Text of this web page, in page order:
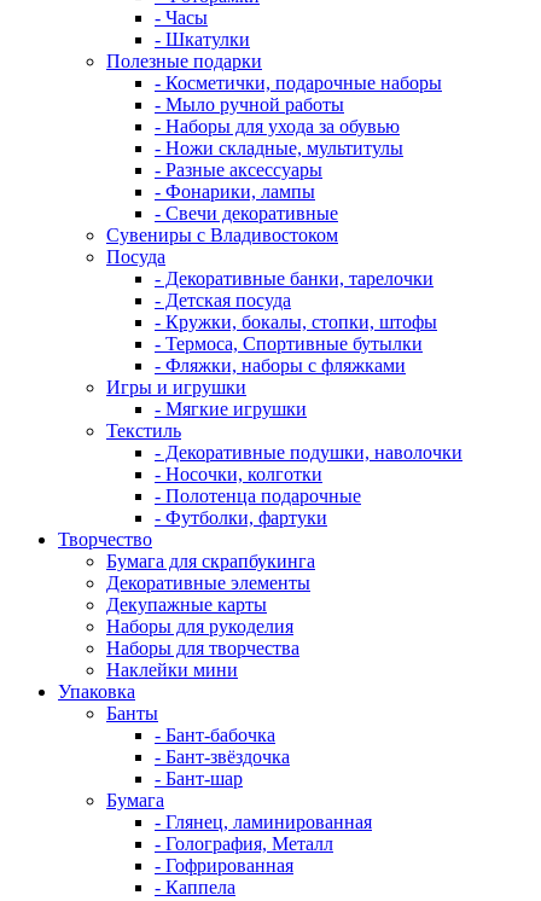
- Часы
- Шкатулки
Полезные подарки
- Косметички, подарочные наборы
- Мыло ручной работы
- Наборы для ухода за обувью
- Ножи складные, мультитулы
- Разные аксессуары
- Фонарики, лампы
- Свечи декоративные
Сувениры с Владивостоком
Посуда
- Декоративные банки, тарелочки
- Детская посуда
- Кружки, бокалы, стопки, штофы
- Термоса, Спортивные бутылки
- Фляжки, наборы с фляжками
Игры и игрушки
- Мягкие игрушки
Текстиль
- Декоративные подушки, наволочки
- Носочки, колготки
- Полотенца подарочные
- Футболки, фартуки
Творчество
Бумага для скрапбукинга
Декоративные элементы
Декупажные карты
Наборы для рукоделия
Наборы для творчества
Наклейки мини
Упаковка
Банты
- Бант-бабочка
- Бант-звёздочка
- Бант-шар
Бумага
- Глянец, ламинированная
- Голография, Металл
- Гофрированная
- Каппела